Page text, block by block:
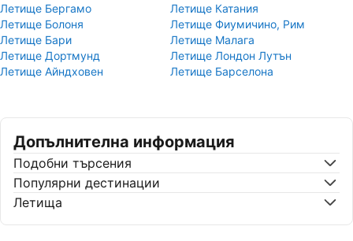
Летище Бергамо
Летище Катания
Летище Болоня
Летище Фиумичино, Рим
Летище Бари
Летище Малага
Летище Дортмунд
Летище Лондон Лутън
Летище Айндховен
Летище Барселона
Допълнителна информация
Подобни търсения
Популярни дестинации
Летища